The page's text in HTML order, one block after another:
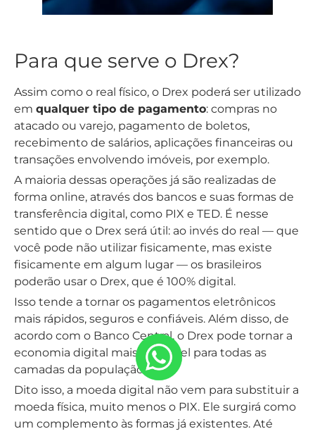
Para que serve o Drex?
Assim como o real físico, o Drex poderá ser utilizado
em qualquer tipo de pagamento: compras no
atacado ou varejo, pagamento de boletos,
recebimento de salários, aplicações financeiras ou
transações envolvendo imóveis, por exemplo.
A maioria dessas operações já são realizadas de
forma online, através dos bancos e suas formas de
transferência digital, como PIX e TED. É nesse
sentido que o Drex será útil: ao invés do real — que
você pode não utilizar fisicamente, mas existe
fisicamente em algum lugar — os brasileiros
poderão usar o Drex, que é 100% digital.
Isso tende a tornar os pagamentos eletrônicos
mais rápidos, seguros e confiáveis. Além disso, de
acordo com o Banco Central, o Drex pode tornar a
economia digital mais acessível para todas as
camadas da população.
Dito isso, a moeda digital não vem para substituir a
moeda física, muito menos o PIX. Ele surgirá como
um complemento às formas já existentes. Até